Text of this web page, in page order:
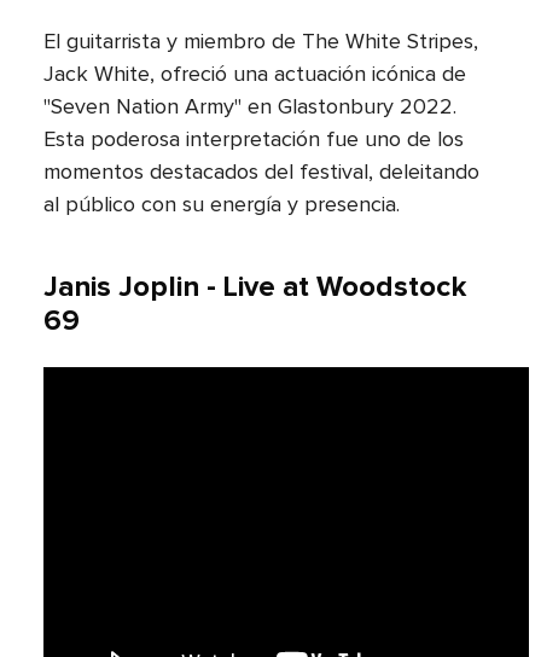
El guitarrista y miembro de The White Stripes,
Jack White, ofreció una actuación icónica de
"Seven Nation Army" en Glastonbury 2022.
Esta poderosa interpretación fue uno de los
momentos destacados del festival, deleitando
al público con su energía y presencia.
Janis Joplin - Live at Woodstock
69